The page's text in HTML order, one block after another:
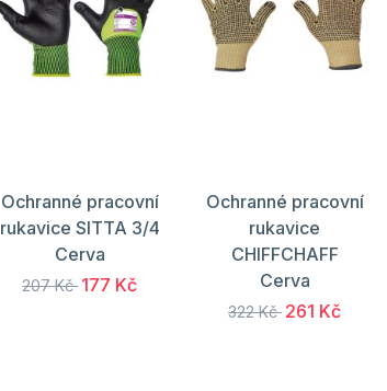
Ochranné pracovní
rukavice SITTA 3/4
Cerva
207 Kč 177 Kč
Ochranné pracovní
rukavice
CHIFFCHAFF
Cerva
322 Kč 261 Kč